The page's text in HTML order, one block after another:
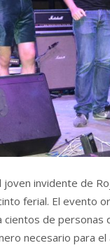
invidente de
ferial. El evento
de
necesario para